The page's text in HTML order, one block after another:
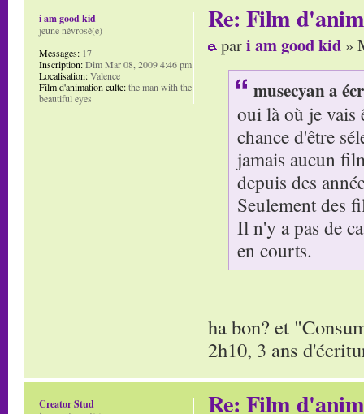
Re: Film
pari am good kid »
musecyan a
oui là où je vais
chance d'être
jamais aucun
depuis des
Seulement des
Il n'y a pas de
en courts.
ha bon? et
2h10, 3 ans
i am good kid
jeune névrosé(e)
Messages: 17
Inscription:Dim Mar 08, 2009 4:46 pm
Localisation:Valence
Film d'animation culte:the man with the
beautiful eyes
Re: Film
Creator Stud